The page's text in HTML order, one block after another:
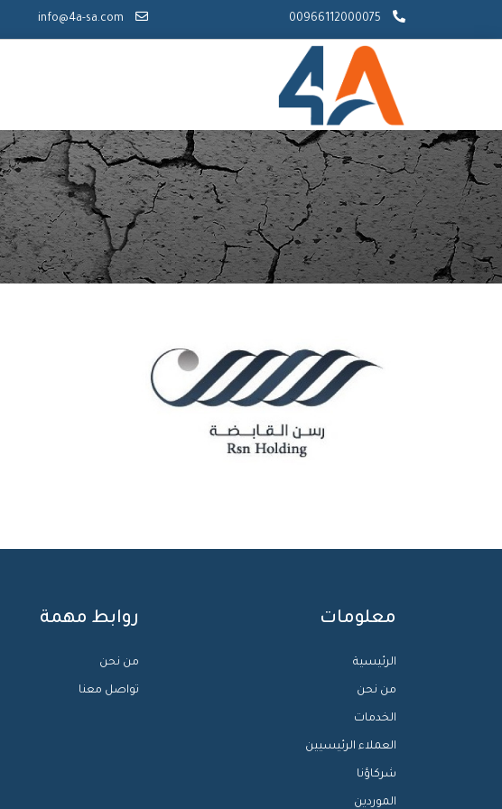
معلومات
الرئيسية
من نحن
الخدمات
العملاء الرئيسيين
شركاؤنا
الموردين
روابط مهمة
من نحن
تواصل معنا